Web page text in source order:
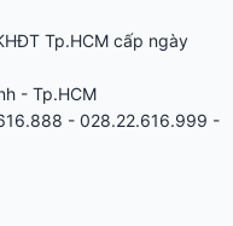
Tp.HCM cấp ngày
- Tp.HCM
- 028.22.616.999 -